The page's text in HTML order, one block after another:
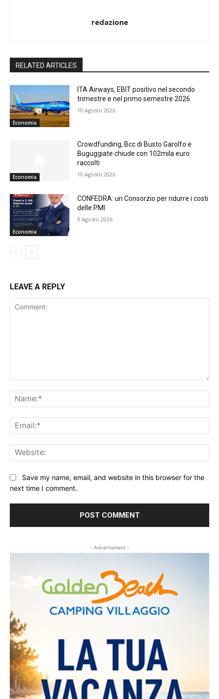
redazione
RELATED ARTICLES
Economia
ITA Airways, EBIT positivo nel secondo
trimestre e nel primo semestre 2026
10 Agosto 2026
Economia
Crowdfunding, Bcc di Busto Garolfo e
Buguggiate chiude con 102mila euro
raccolti
10 Agosto 2026
Economia
CONFEDRA: un Consorzio per ridurre i costi
delle PMI
9 Agosto 2026
LEAVE A REPLY
Save my name, email, and website in this browser for the
next time I comment.
- Advertisment -